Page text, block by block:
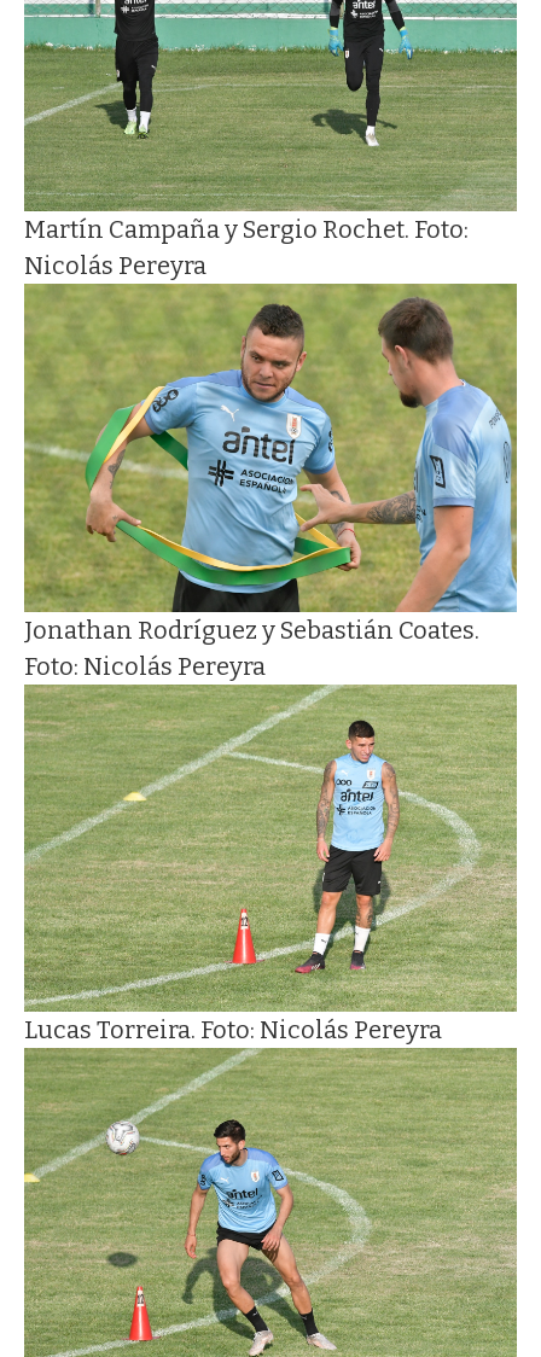
Martín Campaña y Sergio Rochet. Foto:
Nicolás Pereyra
Jonathan Rodríguez y Sebastián Coates.
Foto: Nicolás Pereyra
Lucas Torreira. Foto: Nicolás Pereyra